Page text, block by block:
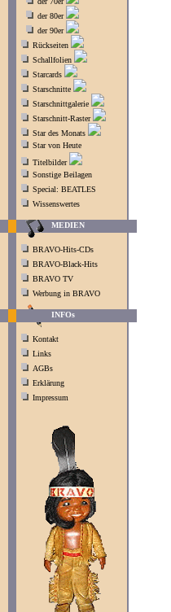
der 80er
der 90er
Rückseiten
Schallfolien
Starcards
Starschnitte
Starschnittgalerie
Starschnitt-Raster
Star des Monats
Star von Heute
Titelbilder
Sonstige Beilagen
Special: BEATLES
Wissenswertes
MEDIEN
BRAVO-Hits-CDs
BRAVO-Black-Hits
BRAVO TV
Werbung in BRAVO
INFOs
Kontakt
Links
AGBs
Erklärung
Impressum